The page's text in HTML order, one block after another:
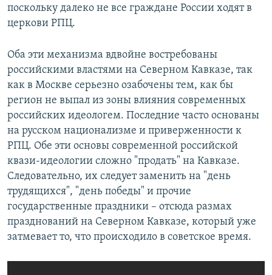
поскольку далеко не все граждане России ходят в
церкови РПЦ.
Оба эти механизма вдвойне востребованы
российскими властями на Северном Кавказе, так
как в Москве серьезно озабочены тем, как бы
регион не выпал из зоны влияния современных
российских идеологем. Последние часто основаны
на русском национализме и приверженности к
РПЦ. Обе эти основы современной российской
квази-идеологии сложно "продать" на Кавказе.
Следовательно, их следует заменить на "день
трудящихся", "день победы" и прочие
государственные праздники – отсюда размах
празднований на Северном Кавказе, который уже
затмевает то, что происходило в советское время.